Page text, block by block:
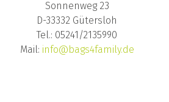
Sonnenweg 23
D-33332 Gütersloh
Tel.: 05241/2135990
Mail: info@bags4family.de